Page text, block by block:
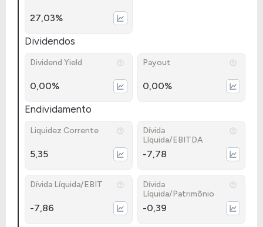
27,03%
Dividendos
Dividend Yield
0,00%
Payout
0,00%
Endividamento
Liquidez Corrente
5,35
Dívida
Líquida/EBITDA
-7,78
Dívida Líquida/EBIT
-7,86
Dívida
Líquida/Patrimônio
-0,39